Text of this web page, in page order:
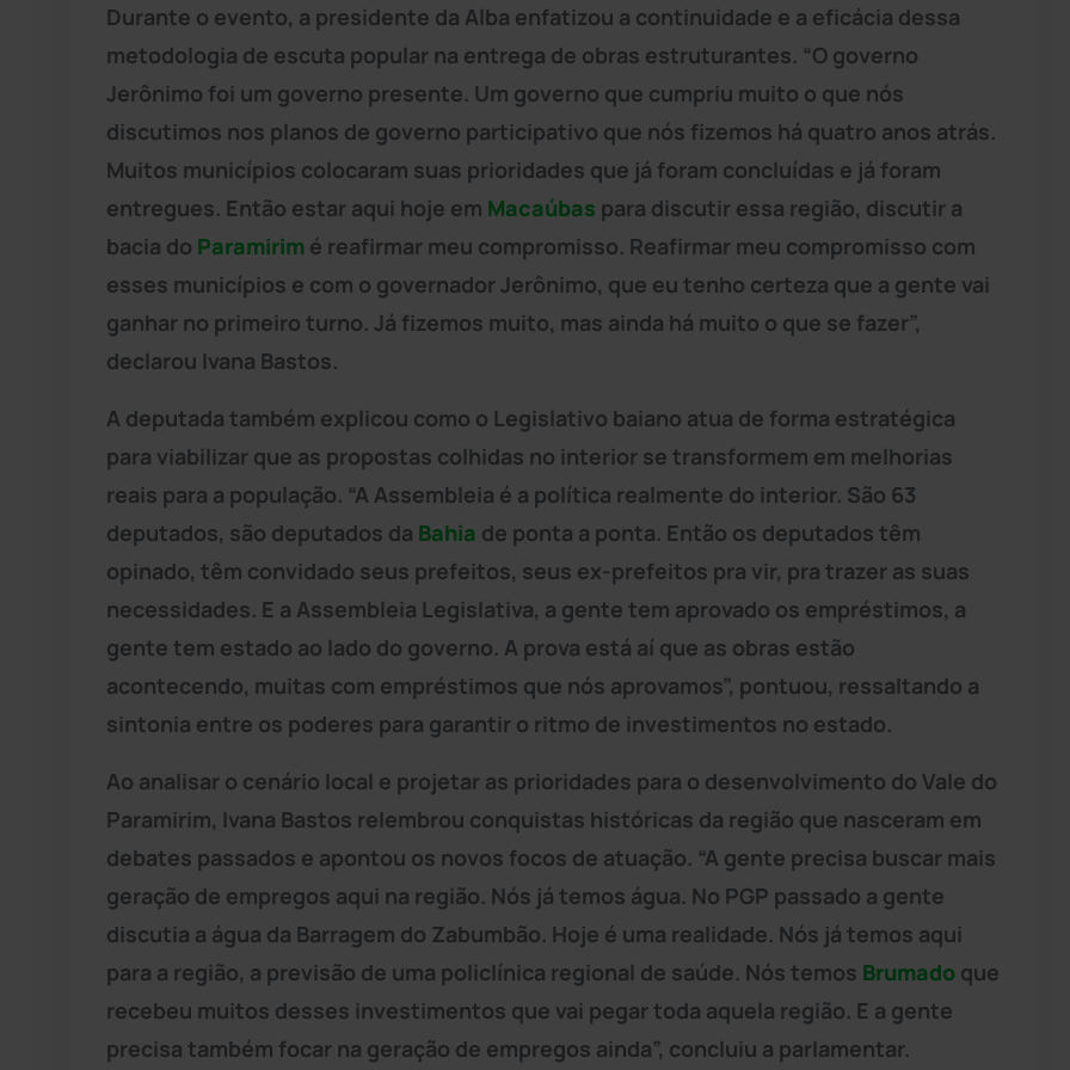
Durante o evento, a presidente da Alba enfatizou a continuidade e a eficácia dessa
metodologia de escuta popular na entrega de obras estruturantes. “O governo
Jerônimo foi um governo presente. Um governo que cumpriu muito o que nós
discutimos nos planos de governo participativo que nós fizemos há quatro anos atrás.
Muitos municípios colocaram suas prioridades que já foram concluídas e já foram
entregues. Então estar aqui hoje em Macaúbas para discutir essa região, discutir a
bacia do Paramirim é reafirmar meu compromisso. Reafirmar meu compromisso com
esses municípios e com o governador Jerônimo, que eu tenho certeza que a gente vai
ganhar no primeiro turno. Já fizemos muito, mas ainda há muito o que se fazer”,
declarou Ivana Bastos.
A deputada também explicou como o Legislativo baiano atua de forma estratégica
para viabilizar que as propostas colhidas no interior se transformem em melhorias
reais para a população. “A Assembleia é a política realmente do interior. São 63
deputados, são deputados da Bahia de ponta a ponta. Então os deputados têm
opinado, têm convidado seus prefeitos, seus ex-prefeitos pra vir, pra trazer as suas
necessidades. E a Assembleia Legislativa, a gente tem aprovado os empréstimos, a
gente tem estado ao lado do governo. A prova está aí que as obras estão
acontecendo, muitas com empréstimos que nós aprovamos”, pontuou, ressaltando a
sintonia entre os poderes para garantir o ritmo de investimentos no estado.
Ao analisar o cenário local e projetar as prioridades para o desenvolvimento do Vale do
Paramirim, Ivana Bastos relembrou conquistas históricas da região que nasceram em
debates passados e apontou os novos focos de atuação. “A gente precisa buscar mais
geração de empregos aqui na região. Nós já temos água. No PGP passado a gente
discutia a água da Barragem do Zabumbão. Hoje é uma realidade. Nós já temos aqui
para a região, a previsão de uma policlínica regional de saúde. Nós temos Brumado que
recebeu muitos desses investimentos que vai pegar toda aquela região. E a gente
precisa também focar na geração de empregos ainda”, concluiu a parlamentar.